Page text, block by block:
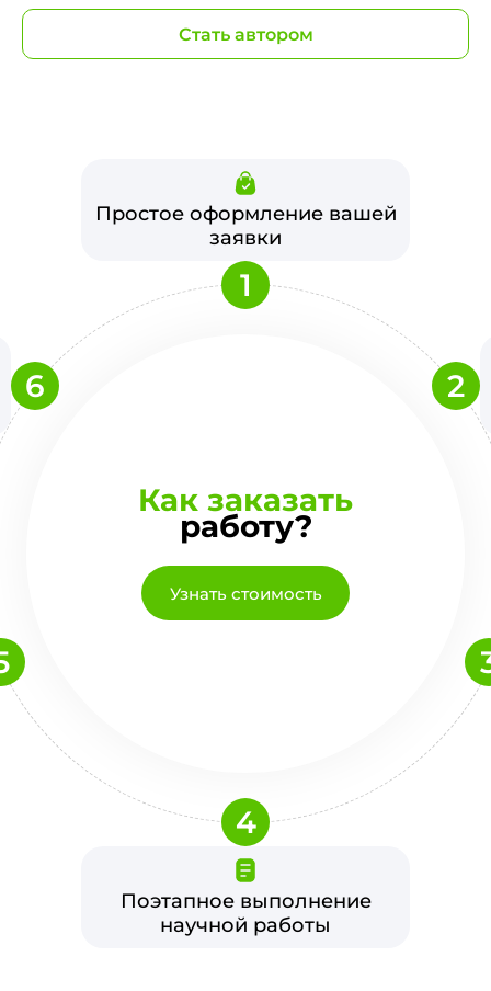
Стать автором
Как заказать
работу?
Узнать стоимость
Простое оформление вашей
заявки
1
2
Поэтапное выполнение
научной работы
4
6